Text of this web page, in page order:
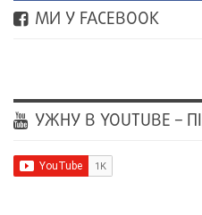
МИ У FACEBOOK
УЖНУ В YOUTUBE –